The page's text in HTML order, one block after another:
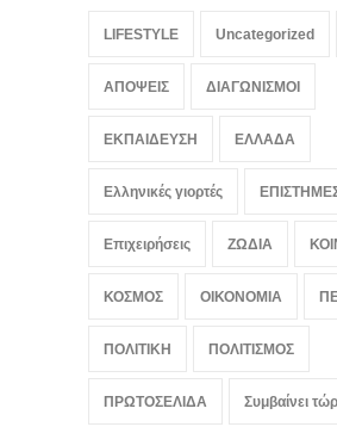
μόρια
LIFESTYLE Uncategorized
ΑΠΟΨΕΙΣ ΔΙΑΓΩΝΙΣΜΟΙ
ΕΚΠΑΙΔΕΥΣΗ ΕΛΛΑΔΑ
Ελληνικές γιορτές
Επιχειρήσεις ΖΩΔΙΑ
ΚΟΣΜΟΣ ΟΙΚΟΝΟΜΙΑ
ΠΟΛΙΤΙΚΗ ΠΟΛΙΤΙΣΜΟΣ
ΠΡΩΤΟΣΕΛΙΔΑ Συμβαίνει